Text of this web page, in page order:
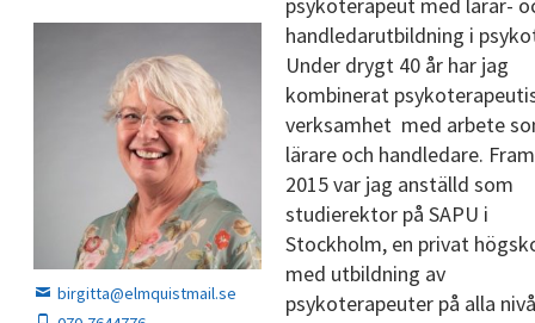
Jenny Svebeck
Elisabet Rosén
Kristin Osborn
Koskennniemi
Charlotta
birgitta@elmquistmail.se
psykoterapeut med lärar-
handledarutbildning i
Under drygt 40 år har jag
kombinerat
verksamhet med arbete
lärare och handledare.
2015 var jag anställd som
studierektor på SAPU i
Stockholm, en privat
med utbildning av
psykoterapeuter på alla